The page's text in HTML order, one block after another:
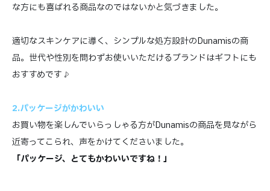
な方にも喜ばれる商品なのではないかと気づきました。
適切なスキンケアに導く、シンプルな処方設計のDunamisの商
品。世代や性別を問わずお使いいただけるブランドはギフトにも
おすすめです♪
2.パッケージがかわいい
お買い物を楽しんでいらっしゃる方がDunamisの商品を見ながら
近寄ってこられ、声をかけてくださいました。
「パッケージ、とてもかわいいですね！」